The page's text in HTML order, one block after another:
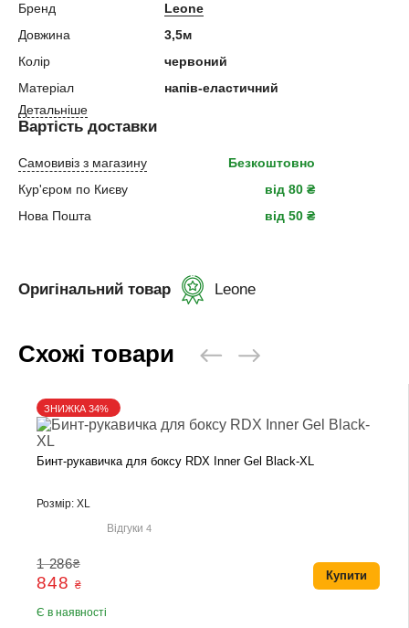
Бренд
Leone
Довжина
3,5м
Колір
червоний
Матеріал
напів-еластичний
Детальніше
Вартість доставки
Самовивіз з магазину
Безкоштовно
Кур'єром по Києву
від 80 ₴
Нова Пошта
від 50 ₴
Оригінальний товар Leone
Схожі товари
Бинт-рукавичка для боксу RDX Inner Gel Black-XL
Розмір: XL
Відгуки4
1 286₴
848 ₴
Є в наявності
Купити
ЗНИЖКА 34%